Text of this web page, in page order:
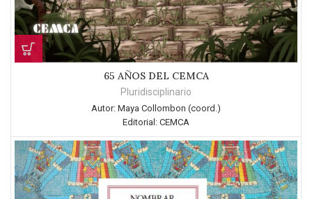
65 AÑOS DEL CEMCA
Pluridisciplinario
Autor: Maya Collombon (coord.)
Editorial: CEMCA